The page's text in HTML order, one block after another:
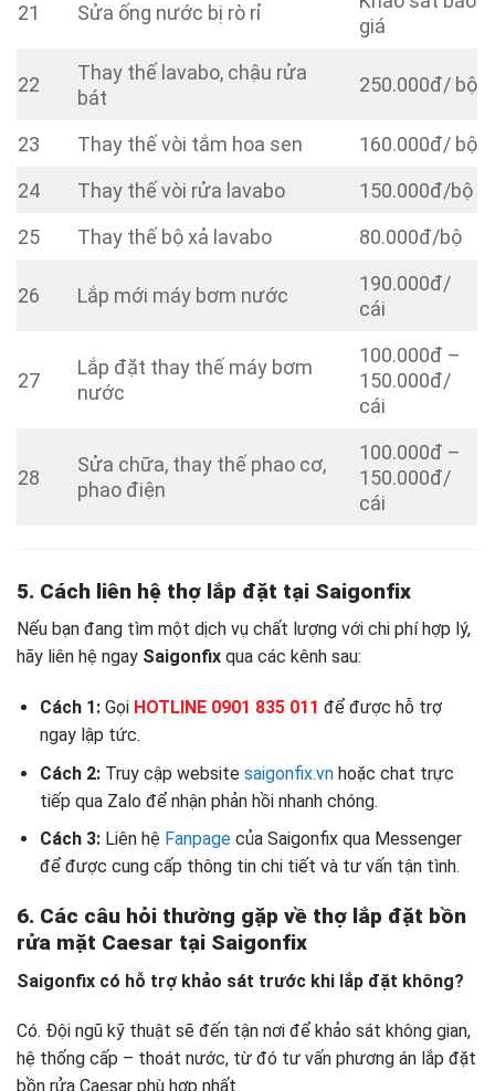
21 Sửa ống nước bị rò rỉ
giá
22
Thay thế lavabo, chậu rửa
bát
250.000đ/ bộ
23 Thay thế vòi tắm hoa sen
160.000đ/ bộ
24
Thay thế vòi rửa lavabo
150.000đ/bộ
25
Thay thế bộ xả lavabo 80.000đ/bộ
26 Lắp mới máy bơm nước
190.000đ/
cái
27
Lắp đặt thay thế máy bơm
nước
100.000đ –
150.000đ/
cái
28
Sửa chữa, thay thế phao cơ,
phao điện
100.000đ –
150.000đ/
cái
5. Cách liên hệ thợ lắp đặt tại Saigonfix
Nếu bạn đang tìm một dịch vụ chất lượng với chi phí hợp lý,
hãy liên hệ ngay Saigonfix qua các kênh sau:
Cách 1:Gọi HOTLINE 0901 835 011 để được hỗ trợ
ngay lập tức.
Cách 2:Truy cập website saigonfix.vnhoặc chat trực
tiếp qua Zalo để nhận phản hồi nhanh chóng.
Cách 3:Liên hệ Fanpagecủa Saigonfix qua Messenger
để được cung cấp thông tin chi tiết và tư vấn tận tình.
6. Các câu hỏi thường gặp về thợ lắp đặt bồn
rửa mặt Caesar tại Saigonfix
Saigonfix có hỗ trợ khảo sát trước khi lắp đặt không?
Có. Đội ngũ kỹ thuật sẽ đến tận nơi để khảo sát không gian,
hệ thống cấp – thoát nước, từ đó tư vấn phương án lắp đặt
bồn rửa Caesar phù hợp nhất.